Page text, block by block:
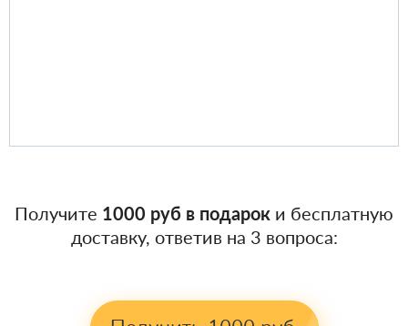
Получите 1000 руб в подарок и бесплатную
доставку, ответив на 3 вопроса: